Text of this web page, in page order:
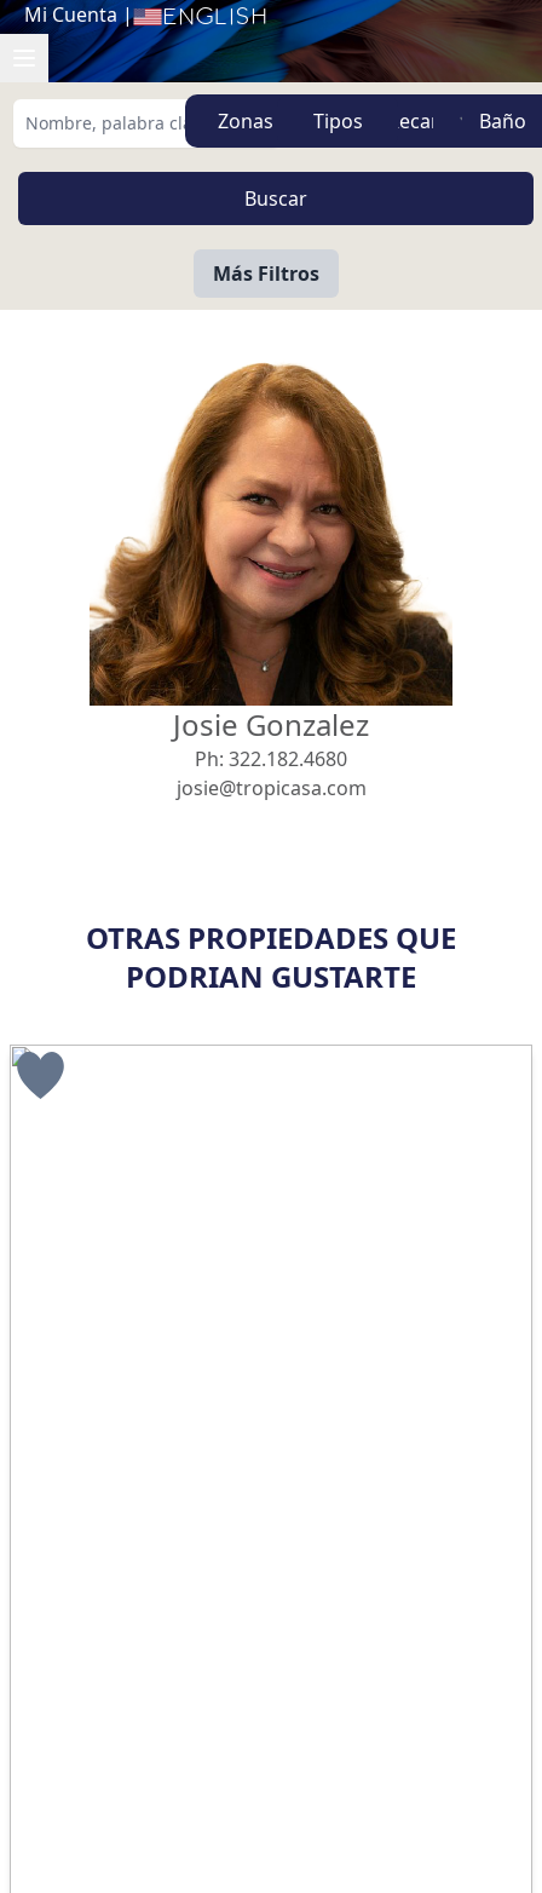
Mi Cuenta | English
Zonas Tipos
Más Filtros
Vista
Pie de Playa Buscar usando:
USD MXN
Menor Precio Primero
Josie Gonzalez
Ph: 322.182.4680
josie@tropicasa.com
OTRAS PROPIEDADES QUE
PODRIAN GUSTARTE